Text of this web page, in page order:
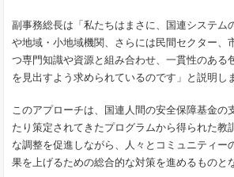
副事務総長は「私たちはまさに、国連システム
や地域・小地域機関、さらには民間セクター、
つ専門知識や資源と組み合わせ、一貫性のある
を見出すよう求められているのです」と説明し
このアプローチは、国連人間の安全保障基金の
たり策定されてきたプログラムから得られた教
な調整を促進しながら、人々とコミュニティー
果を上げるための総合的な対策を進めるものと